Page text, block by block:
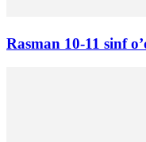
Rasman 10-11 sinf